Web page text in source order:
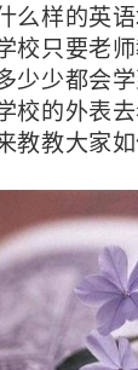
么样的英
校只要老
少少都会
校的外表
教教大家